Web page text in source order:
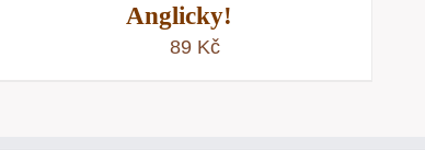
Anglicky!
89 Kč